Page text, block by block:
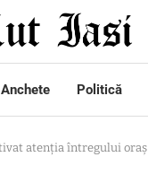
Anchete Politică
atenția întregului oraș